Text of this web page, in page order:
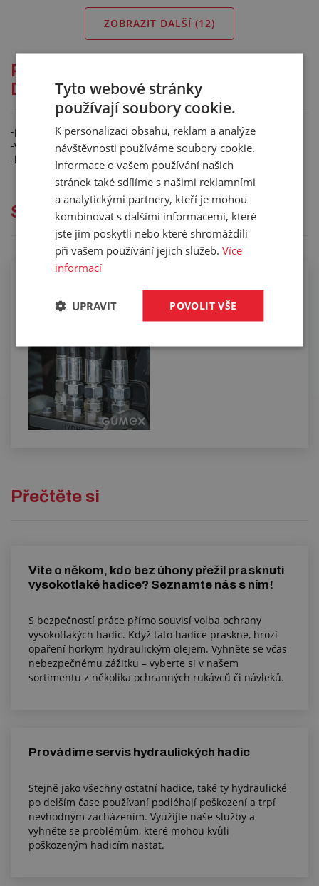
ZOBRAZIT DALŠÍ (12)
Podrobný popis pro: KONCOVKA
DKJ
-převlečná matice
-vnitřní závit JIC
-kužel 74°
Služby
Osazování hydraulických hadic
Přečtěte si
Víte o někom, kdo bez úhony přežil prasknutí
vysokotlaké hadice? Seznamte nás s ním!
S bezpečností práce přímo souvisí volba ochrany
vysokotlakých hadic. Když tato hadice praskne, hrozí
opaření horkým hydraulickým olejem. Vyhněte se včas
nebezpečnému zážitku – vyberte si v našem
sortimentu z několika ochranných rukávců či návleků.
Provádíme servis hydraulických hadic
Stejně jako všechny ostatní hadice, také ty hydraulické
po delším čase používaní podléhají poškození a trpí
nevhodným zacházením. Využijte naše služby a
vyhněte se problémům, které mohou kvůli
poškozeným hadicím nastat.
Tyto webové stránky
používají soubory cookie.
K personalizaci obsahu, reklam a analýze
návštěvnosti používáme soubory cookie.
Informace o vašem používání našich
stránek také sdílíme s našimi reklamními
a analytickými partnery, kteří je mohou
kombinovat s dalšími informacemi, které
jste jim poskytli nebo které shromáždili
při vašem používání jejich služeb.Více
informací
POVOLIT VŠE
UPRAVIT